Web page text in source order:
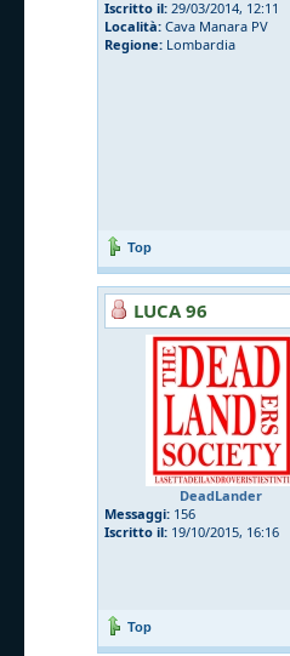
Iscritto il: 29/03/2014, 12:11
Località: Cava Manara PV
Regione: Lombardia
Top
LUCA 96
DeadLander
Messaggi: 156
Iscritto il: 19/10/2015, 16:16
Top